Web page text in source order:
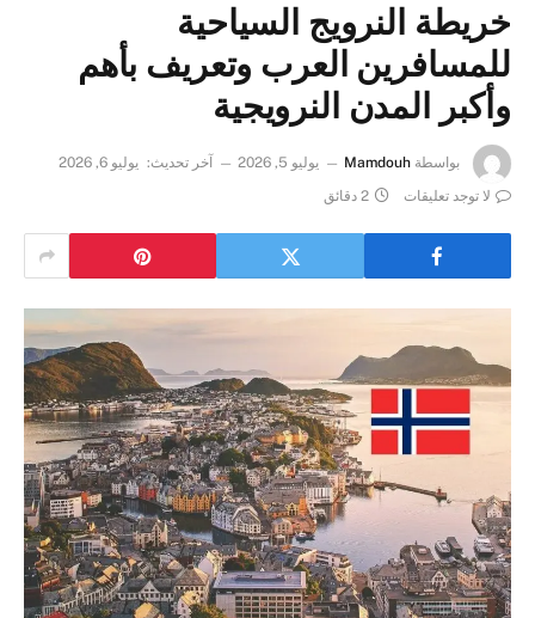
خريطة النرويج السياحية
للمسافرين العرب وتعريف بأهم
وأكبر المدن النرويجية
بواسطة Mamdouh يوليو 5, 2026 آخر تحديث: يوليو 6, 2026
لا توجد تعليقات
2 دقائق